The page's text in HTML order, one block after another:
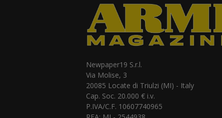
Newpaper19 S.r.l.
Via Molise, 3
20085 Locate di Triulzi (MI) - Italy
Cap. Soc. 20.000 € i.v.
P.IVA/C.F. 10607740965